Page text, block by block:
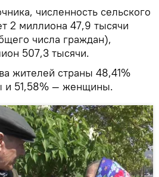
численность сельского
2 миллиона 47,9 тысячи
числа граждан),
507,3 тысячи.
жителей страны 48,41%
и 51,58% — женщины.